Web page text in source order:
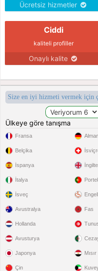
Ücretsiz hizmetler
Ciddi
kaliteli profiller
Onaylı kalite
Size en iyi hizmeti vermek için
Ülkeye göre tanışma
Fransa
Belçika
İspanya
İtalya
İsveç
Avustralya
Hollanda
Avusturya
Japonya
Çin
Fas
Mısır